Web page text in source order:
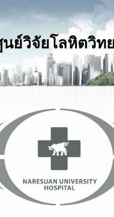
ย์วิจัยโลหิตวิท